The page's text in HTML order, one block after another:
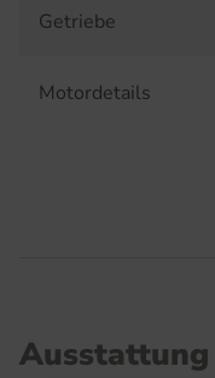
Getriebe
Motordetails
Ausstattung